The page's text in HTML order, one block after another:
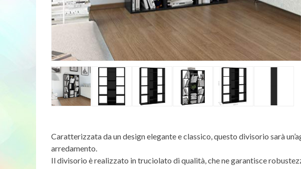
Caratterizzata da un design elegante e classico, questo divisorio sarà
arredamento.
Il divisorio è realizzato in truciolato di qualità, che ne garantisce